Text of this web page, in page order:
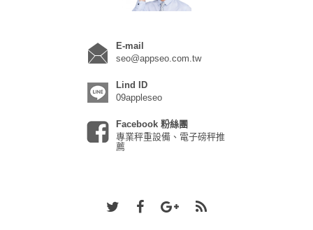
E-mail
seo@appseo.com.tw
Lind ID
09appleseo
Facebook 粉絲團
專業秤重設備、電子磅秤推
薦